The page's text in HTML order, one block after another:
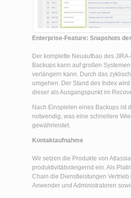
Enterprise-Feature: Snapshots
Der komplette Neuaufbau des
Backups kann auf großen
verlängern kann. Durch das
umgehen. Der Stand des Index
dieser als Ausgangspunkt im
Nach Einspielen eines Backups ist
notwendig, was eine schnellere
gewährleistet.
Kontaktaufnahme
Wir setzen die Produkte von
produktivitätssteigernd ein. Als
Chain die Dienstleistungen
Anwender und Administratoren